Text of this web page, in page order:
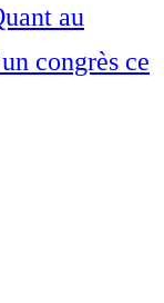
au
congrès ce